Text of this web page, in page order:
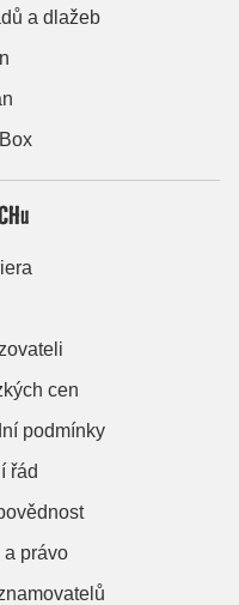
a dlažeb
cen
podmínky
řád
a právo